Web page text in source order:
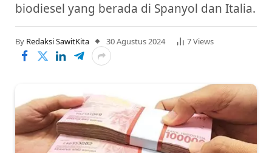
biodiesel yang berada di Spanyol dan Italia.
By Redaksi SawitKita 30 Agustus 2024 7Views